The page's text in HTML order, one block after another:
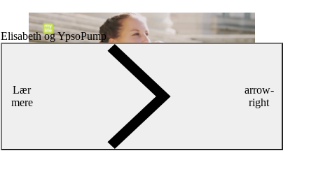
Elisabeth og YpsoPump
Lær
mere
arrow-
right